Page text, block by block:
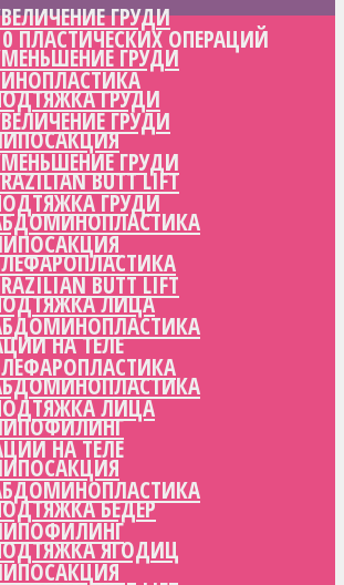
ГРУДИ
ГРУДИ
ГРУДИ
BUTT LIFT
ЛИЦА
НА ТЕЛЕ
БЕДЕР
ЯГОДИЦ
ПЛАСТИЧЕСКИХ ОПЕРАЦИЙ
ГРУДИ
ГРУДИ
ГРУДИ
BUTT LIFT
ЛИЦА
НА ТЕЛЕ